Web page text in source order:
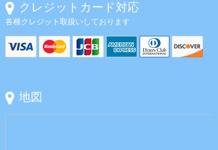
クレジットカード対応
各種クレジット取扱いしております
地図